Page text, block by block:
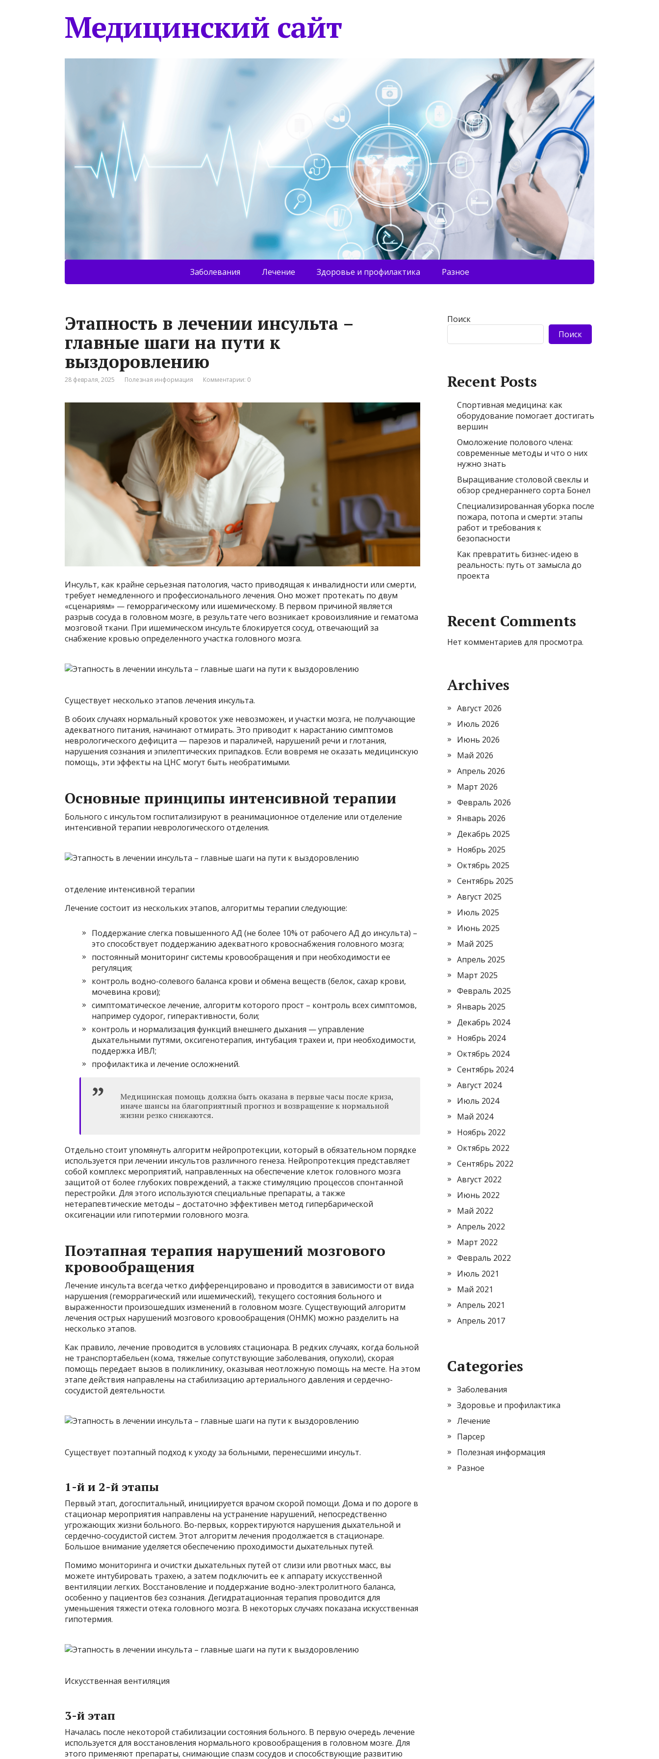
Медицинский сайт
Заболевания Лечение Здоровье и профилактика Разное
Этапность в лечении инсульта –
главные шаги на пути к
выздоровлению
28 февраля, 2025 Полезная информация Комментарии: 0
Инсульт, как крайне серьезная патология, часто приводящая к инвалидности или смерти,
требует немедленного и профессионального лечения. Оно может протекать по двум
«сценариям» — геморрагическому или ишемическому. В первом причиной является
разрыв сосуда в головном мозге, в результате чего возникает кровоизлияние и гематома
мозговой ткани. При ишемическом инсульте блокируется сосуд, отвечающий за
снабжение кровью определенного участка головного мозга.
Существует несколько этапов лечения инсульта.
В обоих случаях нормальный кровоток уже невозможен, и участки мозга, не получающие
адекватного питания, начинают отмирать. Это приводит к нарастанию симптомов
неврологического дефицита — парезов и параличей, нарушений речи и глотания,
нарушения сознания и эпилептических припадков. Если вовремя не оказать медицинскую
помощь, эти эффекты на ЦНС могут быть необратимыми.
Основные принципы интенсивной терапии
Больного с инсультом госпитализируют в реанимационное отделение или отделение
интенсивной терапии неврологического отделения.
отделение интенсивной терапии
Лечение состоит из нескольких этапов, алгоритмы терапии следующие:
Поддержание слегка повышенного АД (не более 10% от рабочего АД до инсульта) –
это способствует поддержанию адекватного кровоснабжения головного мозга;
постоянный мониторинг системы кровообращения и при необходимости ее
регуляция;
контроль водно-солевого баланса крови и обмена веществ (белок, сахар крови,
мочевина крови);
симптоматическое лечение, алгоритм которого прост – контроль всех симптомов,
например судорог, гиперактивности, боли;
контроль и нормализация функций внешнего дыхания — управление
дыхательными путями, оксигенотерапия, интубация трахеи и, при необходимости,
поддержка ИВЛ;
профилактика и лечение осложнений.
Медицинская помощь должна быть оказана в первые часы после криза,
иначе шансы на благоприятный прогноз и возвращение к нормальной
жизни резко снижаются.
Отдельно стоит упомянуть алгоритм нейропротекции, который в обязательном порядке
используется при лечении инсультов различного генеза. Нейропротекция представляет
собой комплекс мероприятий, направленных на обеспечение клеток головного мозга
защитой от более глубоких повреждений, а также стимуляцию процессов спонтанной
перестройки. Для этого используются специальные препараты, а также
нетерапевтические методы – достаточно эффективен метод гипербарической
оксигенации или гипотермии головного мозга.
Поэтапная терапия нарушений мозгового
кровообращения
Лечение инсульта всегда четко дифференцировано и проводится в зависимости от вида
нарушения (геморрагический или ишемический), текущего состояния больного и
выраженности произошедших изменений в головном мозге. Существующий алгоритм
лечения острых нарушений мозгового кровообращения (ОНМК) можно разделить на
несколько этапов.
Как правило, лечение проводится в условиях стационара. В редких случаях, когда больной
не транспортабельен (кома, тяжелые сопутствующие заболевания, опухоли), скорая
помощь передает вызов в поликлинику, оказывая неотложную помощь на месте. На этом
этапе действия направлены на стабилизацию артериального давления и сердечно-
сосудистой деятельности.
Существует поэтапный подход к уходу за больными, перенесшими инсульт.
1-й и 2-й этапы
Первый этап, догоспитальный, инициируется врачом скорой помощи. Дома и по дороге в
стационар мероприятия направлены на устранение нарушений, непосредственно
угрожающих жизни больного. Во-первых, корректируются нарушения дыхательной и
сердечно-сосудистой систем. Этот алгоритм лечения продолжается в стационаре.
Большое внимание уделяется обеспечению проходимости дыхательных путей.
Помимо мониторинга и очистки дыхательных путей от слизи или рвотных масс, вы
можете интубировать трахею, а затем подключить ее к аппарату искусственной
вентиляции легких. Восстановление и поддержание водно-электролитного баланса,
особенно у пациентов без сознания. Дегидратационная терапия проводится для
уменьшения тяжести отека головного мозга. В некоторых случаях показана искусственная
гипотермия.
Искусственная вентиляция
3-й этап
Началась после некоторой стабилизации состояния больного. В первую очередь лечение
используется для восстановления нормального кровообращения в головном мозге. Для
этого применяют препараты, снимающие спазм сосудов и способствующие развитию
Поиск
Поиск
Recent Posts
Спортивная медицина: как
оборудование помогает достигать
вершин
Омоложение полового члена:
современные методы и что о них
нужно знать
Выращивание столовой свеклы и
обзор среднераннего сорта Бонел
Специализированная уборка после
пожара, потопа и смерти: этапы
работ и требования к
безопасности
Как превратить бизнес-идею в
реальность: путь от замысла до
проекта
Recent Comments
Нет комментариев для просмотра.
Archives
Август 2026
Июль 2026
Июнь 2026
Май 2026
Апрель 2026
Март 2026
Февраль 2026
Январь 2026
Декабрь 2025
Ноябрь 2025
Октябрь 2025
Сентябрь 2025
Август 2025
Июль 2025
Июнь 2025
Май 2025
Апрель 2025
Март 2025
Февраль 2025
Январь 2025
Декабрь 2024
Ноябрь 2024
Октябрь 2024
Сентябрь 2024
Август 2024
Июль 2024
Май 2024
Ноябрь 2022
Октябрь 2022
Сентябрь 2022
Август 2022
Июнь 2022
Май 2022
Апрель 2022
Март 2022
Февраль 2022
Июль 2021
Май 2021
Апрель 2021
Апрель 2017
Categories
Заболевания
Здоровье и профилактика
Лечение
Парсер
Полезная информация
Разное